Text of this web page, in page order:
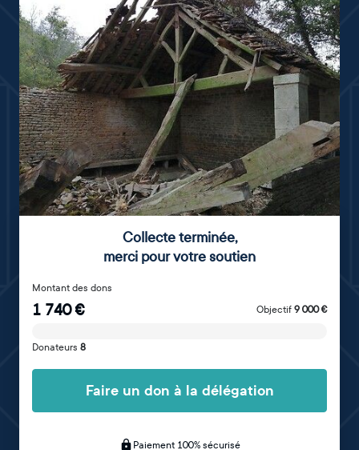
Collecte terminée,
merci pour votre soutien
Montant des dons
1 740€ Objectif 9 000€
Donateurs 8
Faire un don à la délégation
Paiement 100% sécurisé